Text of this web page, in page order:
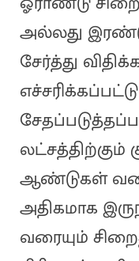
அல்லது
சேர்த்து
லட்சத்திற்கும்
ஆண்டுகள்
அதிகமாக
வரையும்